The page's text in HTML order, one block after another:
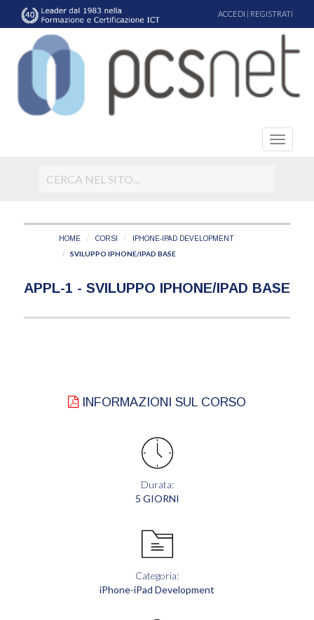
ACCEDI | REGISTRATI
HOME CORSI IPHONE-IPAD DEVELOPMENT
SVILUPPO IPHONE/IPAD BASE
APPL-1 - SVILUPPO IPHONE/IPAD BASE
INFORMAZIONI SUL CORSO
Durata:
5 GIORNI
Categoria:
iPhone-iPad Development